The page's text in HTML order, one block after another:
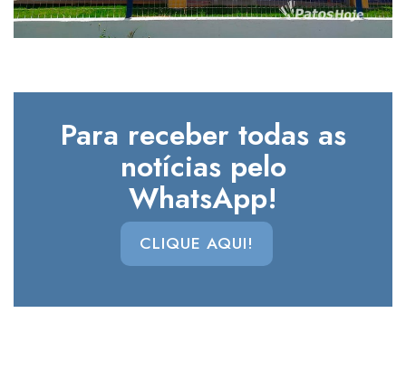
Para receber todas as
notícias pelo
WhatsApp!
CLIQUE AQUI!